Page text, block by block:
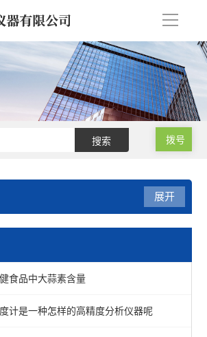
导
拨号
色谱仪
展开
食品中大蒜素含量
计是一种怎样的高精度分析仪器呢